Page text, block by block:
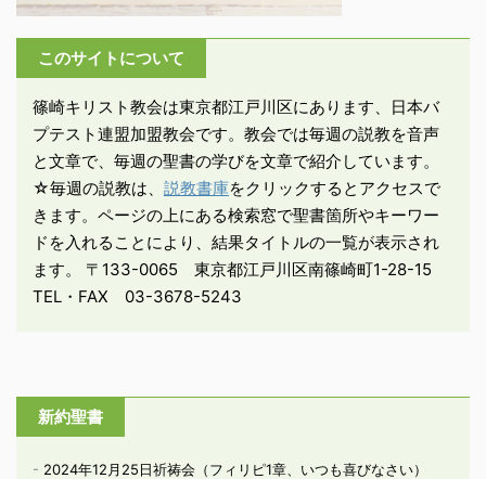
ネトファ人の村々、ベ
ト・ギルガルおよびゲバ
やアズマベトの田舎など
から集まって来た ...
このサイトについて
篠崎キリスト教会は東京都江戸川区にあります、日本バ
プテスト連盟加盟教会です。教会では毎週の説教を音声
と文章で、毎週の聖書の学びを文章で紹介しています。
☆毎週の説教は、 説教書庫をクリックするとアクセスで
きます。ページの上にある検索窓で聖書箇所やキーワー
ドを入れることにより、結果タイトルの一覧が表示され
ます。 〒133-0065 東京都江戸川区南篠崎町1-28-15
TEL・FAX 03-3678-5243
新約聖書
2024年12月25日祈祷会（フィリピ1章、いつも喜びなさい）